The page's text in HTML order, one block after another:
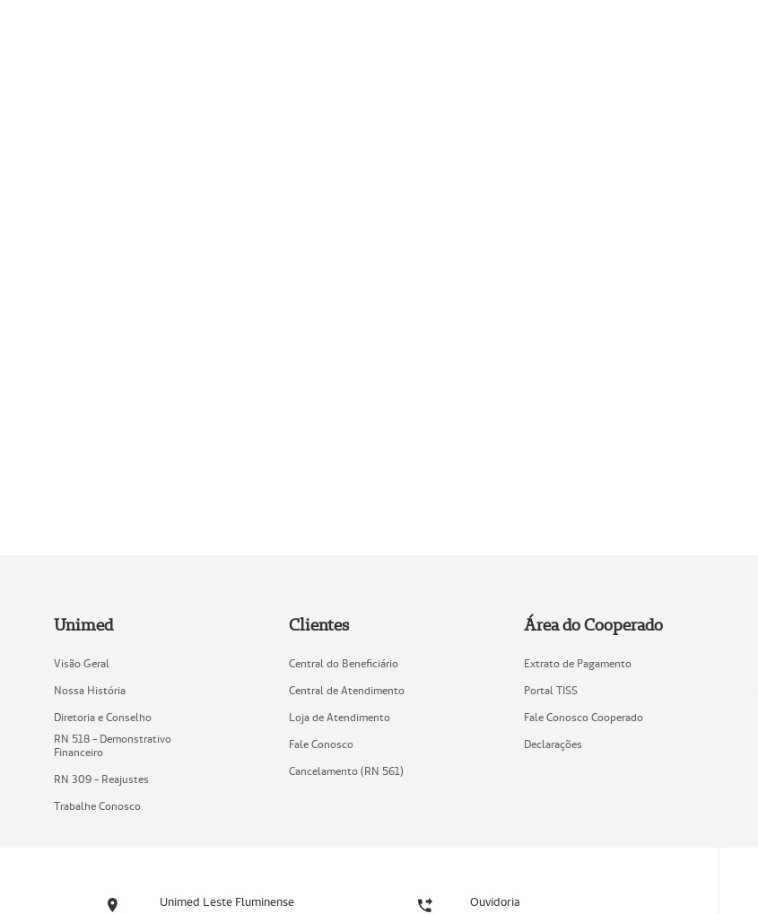
Unimed
Visão Geral
Nossa História
Diretoria e Conselho
RN 518 - Demonstrativo
Financeiro
RN 309 - Reajustes
Trabalhe Conosco
Clientes
Central do Beneficiário
Central de Atendimento
Loja de Atendimento
Fale Conosco
Cancelamento (RN 561)
Área do Cooperado
Extrato de Pagamento
Portal TISS
Fale Conosco Cooperado
Declarações
Unimed Leste Fluminense Ouvidoria